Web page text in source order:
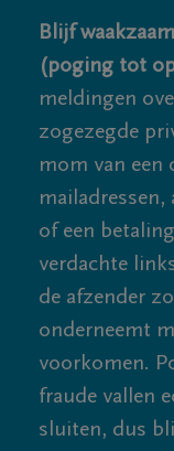
Blijf
(poging tot
meldingen
zogezegde
mom van een
mailadressen,
of een
verdachte
de afzender
onderneemt
voorkomen.
fraude vallen
sluiten, dus